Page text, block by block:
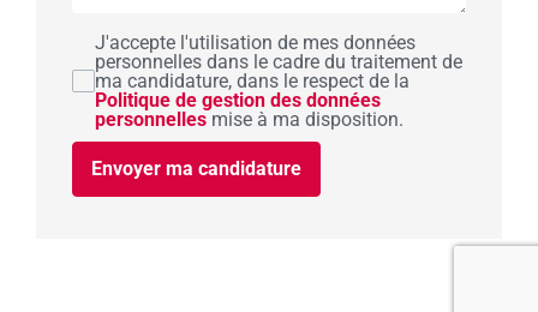
J'accepte l'utilisation de mes données
personnelles dans le cadre du traitement de
ma candidature, dans le respect de la
Politique de gestion des données
personnelles mise à ma disposition.
Envoyer ma candidature